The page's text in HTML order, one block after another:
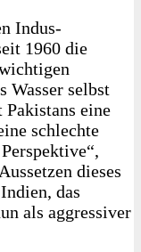
Indus-
1960 die
Wasser selbst
Pakistans eine
schlechte
dieses
das
als aggressiver